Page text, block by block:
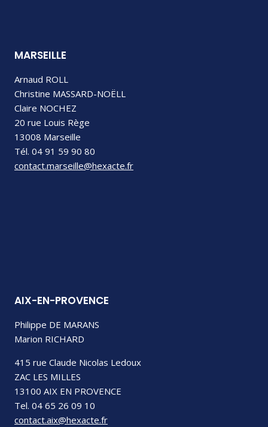
MARSEILLE
Arnaud ROLL
Christine MASSARD-NOËLL
Claire NOCHEZ
20 rue Louis Rège
13008 Marseille
Tél. 04 91 59 90 80
contact.marseille@hexacte.fr
AIX-EN-PROVENCE
Philippe DE MARANS
Marion RICHARD
415 rue Claude Nicolas Ledoux
ZAC LES MILLES
13100 AIX EN PROVENCE
Tel. 04 65 26 09 10
contact.aix@hexacte.fr